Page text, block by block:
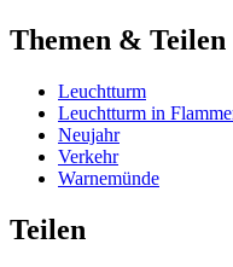
Themen & Teilen
Leuchtturm
Leuchtturm in
Neujahr
Verkehr
Warnemünde
Teilen